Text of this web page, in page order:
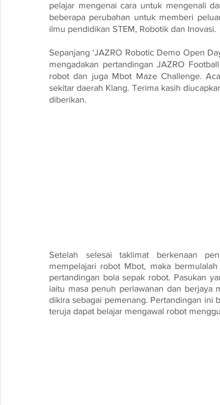
pelajar mengenai cara untuk mengenali
beberapa perubahan untuk memberi
ilmu pendidikan STEM, Robotik dan Inovasi.
Sepanjang ‘JAZRO Robotic Demo Open
mengadakan pertandingan JAZRO
robot dan juga Mbot Maze Challenge.
sekitar daerah Klang. Terima kasih
diberikan.
Setelah selesai taklimat berkenaan
mempelajari robot Mbot, maka
pertandingan bola sepak robot. Pasukan
iaitu masa penuh perlawanan dan berjaya
dikira sebagai pemenang. Pertandingan ini
teruja dapat belajar mengawal robot